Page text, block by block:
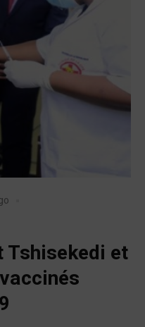
Tshisekedi et